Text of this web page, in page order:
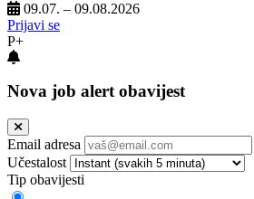
09.07. – 09.08.2026
Prijavi se
P+
Nova job alert obavijest
Email adresa
Učestalost
Tip obavijesti